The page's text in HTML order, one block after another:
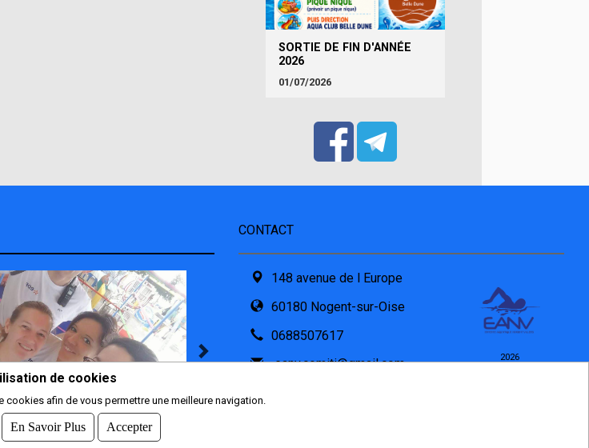
SORTIE DE FIN D'ANNÉE
2026
01/07/2026
CONTACT
148 avenue de l Europe
60180 Nogent-sur-Oise
0688507617
eanv.comiti@gmail.com
2026
de cookies
afin de vous permettre une meilleure navigation.
En Savoir Plus Accepter